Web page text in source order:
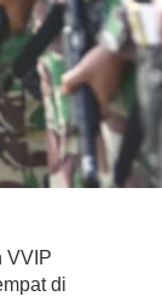
VVIP
di